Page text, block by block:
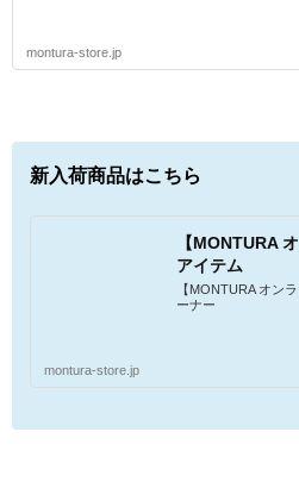
montura-store.jp
新入荷商品はこちら
【MONTURA
アイテム
【MONTURA オン
ーナー
montura-store.jp